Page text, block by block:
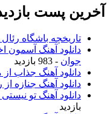
آخرین پست
تاریخچه باشگاه رئال
دانلود آهنگ آسمون
جوان - 983 بازدید
دانلود آهنگ جذاب
دانلود آهنگ جنازه
دانلود آهنگ تو
بازدید